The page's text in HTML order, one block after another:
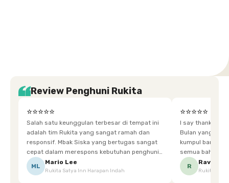
Review Penghuni Rukita
⭐⭐⭐⭐⭐
Salah satu keunggulan terbesar di tempat ini
adalah tim Rukita yang sangat ramah dan
responsif. Mbak Siska yang bertugas sangat
cepat dalam merespons kebutuhan penghuni.
Ketika saya meminta keset karena sempat
terpeleset, permintaan tersebut langsung
ML
Mario Lee
Rukita Satya Inn Harapan Indah
⭐⭐⭐⭐⭐
I say thankyou
Bulan yang super happy! banyak
kumpul bareng
semua bahagia
mgkn saran dari air aja & kebersihan lebih di
R
Ravena
Rukita